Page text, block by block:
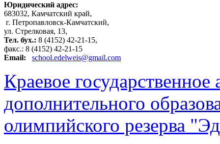
Юридический адрес:
683032, Камчатский край,
г. Петропавловск-Камчатский,
ул. Стрелковая, 13,
Тел. бух.: 8 (4152) 42-21-15,
факс.: 8 (4152) 42-21-15
Email:
school.edelweis@gmail.com
Краевое
дополнительного
олимпийского резерва